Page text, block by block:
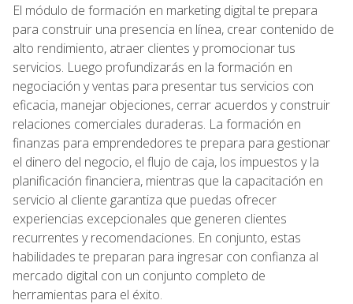
El módulo de formación en marketing digital te prepara
para construir una presencia en línea, crear contenido de
alto rendimiento, atraer clientes y promocionar tus
servicios. Luego profundizarás en la formación en
negociación y ventas para presentar tus servicios con
eficacia, manejar objeciones, cerrar acuerdos y construir
relaciones comerciales duraderas. La formación en
finanzas para emprendedores te prepara para gestionar
el dinero del negocio, el flujo de caja, los impuestos y la
planificación financiera, mientras que la capacitación en
servicio al cliente garantiza que puedas ofrecer
experiencias excepcionales que generen clientes
recurrentes y recomendaciones. En conjunto, estas
habilidades te preparan para ingresar con confianza al
mercado digital con un conjunto completo de
herramientas para el éxito.